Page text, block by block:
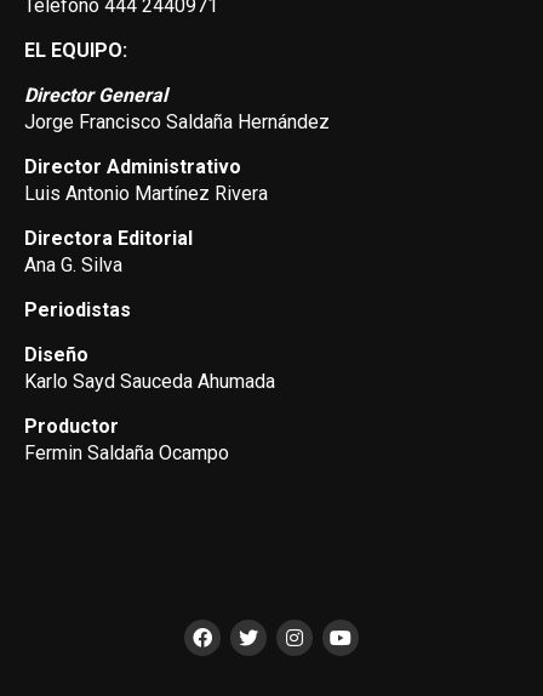
Teléfono 444 2440971
EL EQUIPO:
Director General
Jorge Francisco Saldaña Hernández
Director Administrativo
Luis Antonio Martínez Rivera
Directora Editorial
Ana G. Silva
Periodistas
Diseño
Karlo Sayd Sauceda Ahumada
Productor
Fermin Saldaña Ocampo